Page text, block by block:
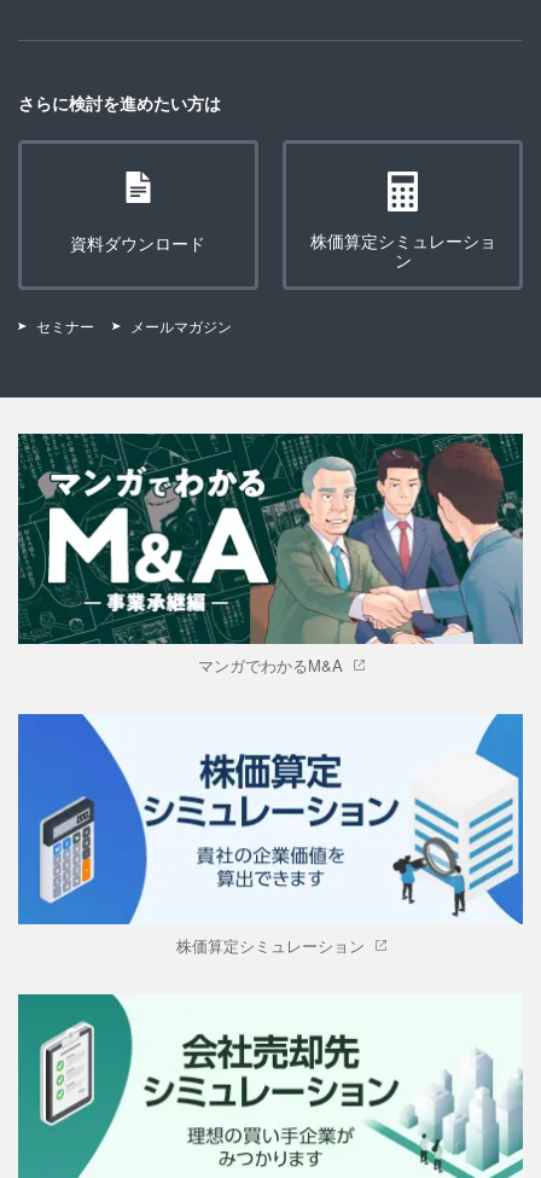
さらに検討を進めたい方は
資料ダウンロード
株価算定シミュレーショ
ン
セミナー メールマガジン
マンガでわかるM&A
株価算定シミュレーション